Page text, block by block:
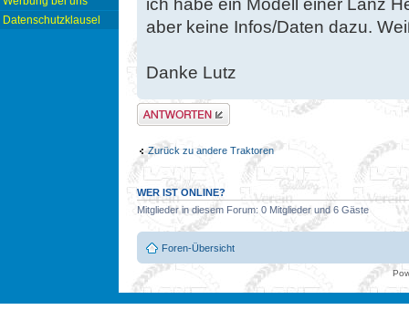
Datenschutzklausel
aber keine Infos/Daten dazu.
Danke Lutz
Antwort erstellen
Zurück zu andere Traktoren
WER IST ONLINE?
Mitglieder in diesem Forum: 0 Mitglieder und 6 Gäste
Foren-Übersicht